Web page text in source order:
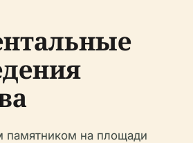
на площади